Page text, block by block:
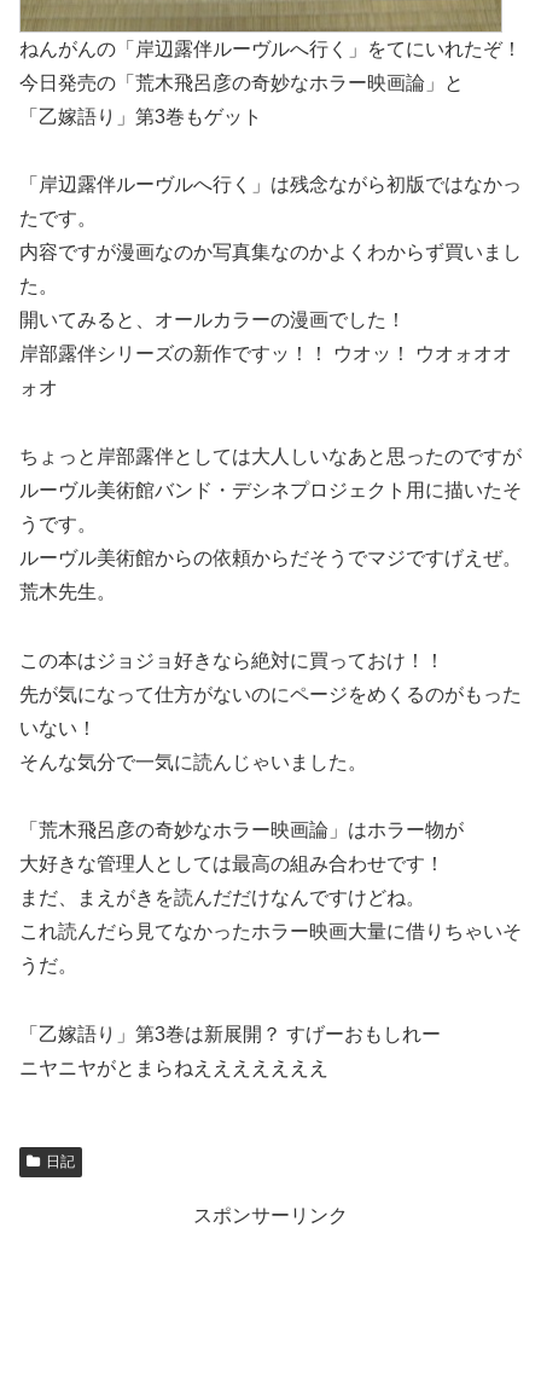
ねんがんの「岸辺露伴ルーヴルへ行く」をてにいれたぞ！
今日発売の「荒木飛呂彦の奇妙なホラー映画論」と
「乙嫁語り」第3巻もゲット
「岸辺露伴ルーヴルへ行く」は残念ながら初版ではなかっ
たです。
内容ですが漫画なのか写真集なのかよくわからず買いまし
た。
開いてみると、オールカラーの漫画でした！
岸部露伴シリーズの新作ですッ！！ ウオッ！ ウオォオオ
ォオ
ちょっと岸部露伴としては大人しいなあと思ったのですが
ルーヴル美術館バンド・デシネプロジェクト用に描いたそ
うです。
ルーヴル美術館からの依頼からだそうでマジですげえぜ。
荒木先生。
この本はジョジョ好きなら絶対に買っておけ！！
先が気になって仕方がないのにページをめくるのがもった
いない！
そんな気分で一気に読んじゃいました。
「荒木飛呂彦の奇妙なホラー映画論」はホラー物が
大好きな管理人としては最高の組み合わせです！
まだ、まえがきを読んだだけなんですけどね。
これ読んだら見てなかったホラー映画大量に借りちゃいそ
うだ。
「乙嫁語り」第3巻は新展開？ すげーおもしれー
ニヤニヤがとまらねえええええええ
日記
スポンサーリンク